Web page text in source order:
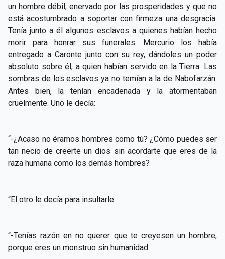
un hombre débil, enervado por las prosperidades y que no
está acostumbrado a soportar con firmeza una desgracia.
Tenía junto a él algunos esclavos a quienes habían hecho
morir para honrar sus funerales. Mercurio los había
entregado a Caronte junto con su rey, dándoles un poder
absoluto sobre él, a quien habían servido en la Tierra. Las
sombras de los esclavos ya no temían a la de Nabofarzán.
Antes bien, la tenían encadenada y la atormentaban
cruelmente. Uno le decía:
“-¿Acaso no éramos hombres como tú? ¿Cómo puedes ser
tan necio de creerte un dios sin acordarte que eres de la
raza humana como los demás hombres?
“El otro le decía para insultarle:
“-Tenías razón en no querer que te creyesen un hombre,
porque eres un monstruo sin humanidad.